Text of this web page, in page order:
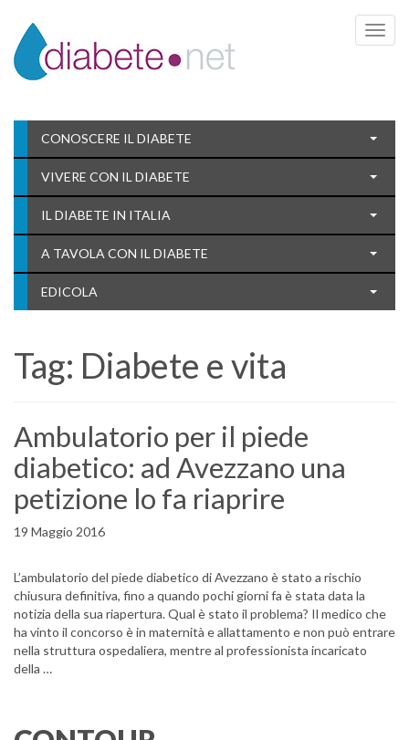
Toggle
CONOSCERE IL DIABETE
VIVERE CON IL DIABETE
IL DIABETE IN ITALIA
A TAVOLA CON IL DIABETE
EDICOLA
Tag: Diabete e vita
Ambulatorio per il piede
diabetico: ad Avezzano una
petizione lo fa riaprire
19 Maggio 2016
L’ambulatorio del piede diabetico di Avezzano è stato a rischio
chiusura definitiva, fino a quando pochi giorni fa è stata data la
notizia della sua riapertura. Qual è stato il problema? Il medico che
ha vinto il concorso è in maternità e allattamento e non può entrare
nella struttura ospedaliera, mentre al professionista incaricato
della …